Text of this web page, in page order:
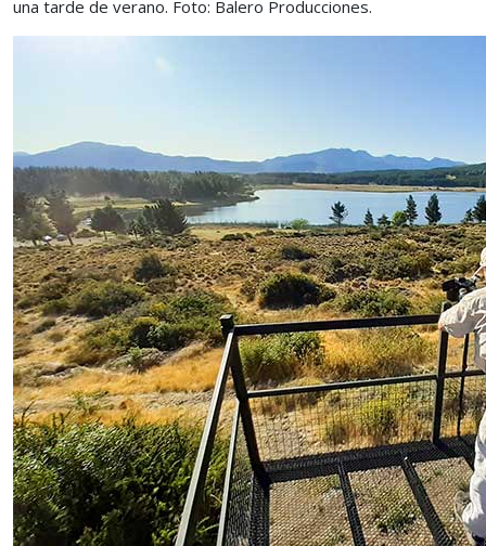
una tarde de verano. Foto: Balero Producciones.